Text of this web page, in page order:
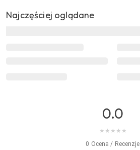
Najczęściej oglądane
0.0
★ ★ ★ ★ ★
0 Ocena / Recenzje